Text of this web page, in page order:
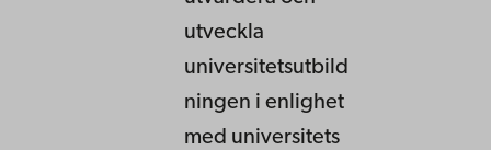
utveckla
universitetsutbild
ningen i enlighet
med universitets